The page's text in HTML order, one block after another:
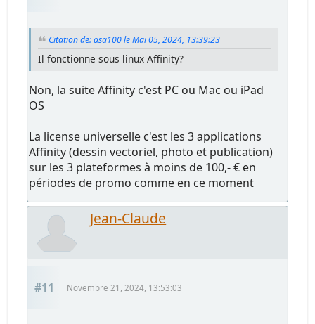
Citation de: asa100 le Mai 05, 2024, 13:39:23
Il fonctionne sous linux Affinity?
Non, la suite Affinity c'est PC ou Mac ou iPad
OS
La license universelle c'est les 3 applications
Affinity (dessin vectoriel, photo et publication)
sur les 3 plateformes à moins de 100,- € en
périodes de promo comme en ce moment
Jean-Claude
#11 Novembre 21, 2024, 13:53:03